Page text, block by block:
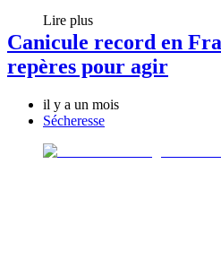
Lire plus
Canicule record en
repères pour agir
il y a un mois
Sécheresse